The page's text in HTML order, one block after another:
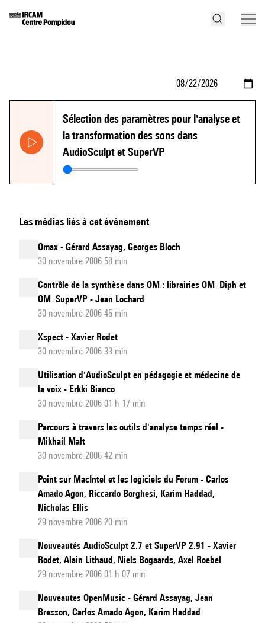
Sélection des paramètres pour l'analyse et
la transformation des sons dans
AudioSculpt et SuperVP
Les médias liés à cet évènement
Omax - Gérard Assayag, Georges Bloch
30 novembre 2006 58 min
Contrôle de la synthèse dans OM : librairies OM_Diph et
OM_SuperVP - Jean Lochard
30 novembre 2006 45 min
Xspect - Xavier Rodet
30 novembre 2006 33 min
Utilisation d'AudioSculpt en pédagogie et médecine de
la voix - Erkki Bianco
30 novembre 2006 01 h 17 min
Parcours à travers les outils d'analyse temps réel -
Mikhail Malt
30 novembre 2006 42 min
Point sur MacIntel et les logiciels du Forum - Carlos
Amado Agon, Riccardo Borghesi, Karim Haddad,
Nicholas Ellis
29 novembre 2006 20 min
Nouveautés AudioSculpt 2.7 et SuperVP 2.91 - Xavier
Rodet, Alain Lithaud, Niels Bogaards, Axel Roebel
29 novembre 2006 01 h 07 min
Nouveautes OpenMusic - Gérard Assayag, Jean
Bresson, Carlos Amado Agon, Karim Haddad